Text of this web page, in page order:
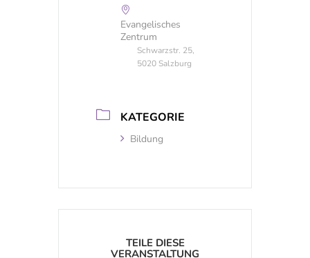
Evangelisches
Zentrum
Schwarzstr. 25,
5020 Salzburg
KATEGORIE
Bildung
TEILE DIESE
VERANSTALTUNG